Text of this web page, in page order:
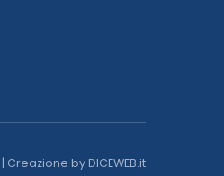
| Creazione by DICEWEB.it